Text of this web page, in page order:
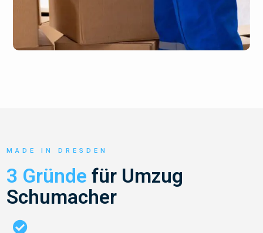
MADE IN DRESDEN
3 Gründe für Umzug
Schumacher